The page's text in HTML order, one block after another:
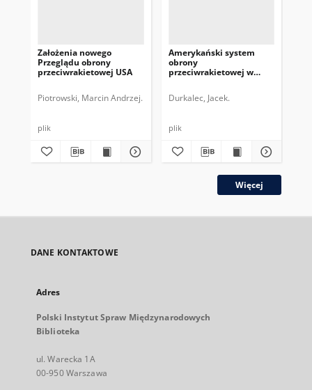
Założenia nowego
Przeglądu obrony
przeciwrakietowej USA
Piotrowski, Marcin Andrzej.
plik
Amerykański system
obrony
przeciwrakietowej w
Durkalec, Jacek.
plik
Więcej
DANE KONTAKTOWE
Adres
Polski Instytut Spraw Międzynarodowych
Biblioteka
ul. Warecka 1A
00-950 Warszawa